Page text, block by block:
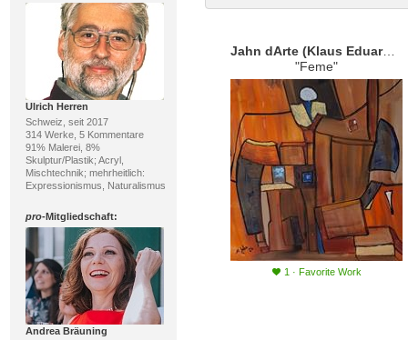
Ulrich Herren
Schweiz, seit 2017
314 Werke, 5 Kommentare
91% Malerei, 8%
Skulptur/Plastik; Acryl,
Mischtechnik; mehrheitlich:
Expressionismus, Naturalismus
pro-Mitgliedschaft:
Andrea Bräuning
Jahn dArte (Klaus Eduard Jahn)
"Feme"
1 · Favorite Work